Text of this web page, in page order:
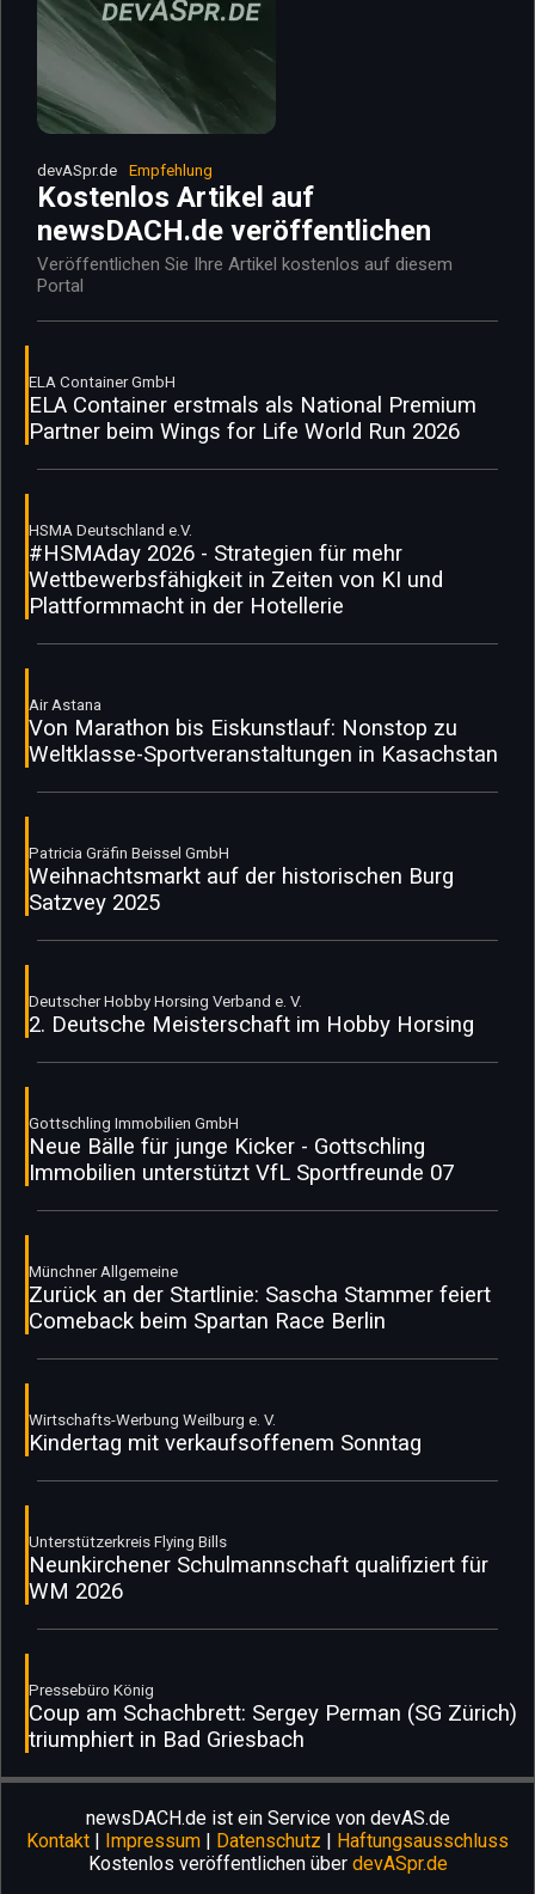
devASpr.de Empfehlung
Kostenlos Artikel auf
newsDACH.de veröffentlichen
Veröffentlichen Sie Ihre Artikel kostenlos auf diesem
Portal
ELA Container GmbH
ELA Container erstmals als National Premium
Partner beim Wings for Life World Run 2026
HSMA Deutschland e.V.
#HSMAday 2026 - Strategien für mehr
Wettbewerbsfähigkeit in Zeiten von KI und
Plattformmacht in der Hotellerie
Air Astana
Von Marathon bis Eiskunstlauf: Nonstop zu
Weltklasse-Sportveranstaltungen in Kasachstan
Patricia Gräfin Beissel GmbH
Weihnachtsmarkt auf der historischen Burg
Satzvey 2025
Deutscher Hobby Horsing Verband e. V.
2. Deutsche Meisterschaft im Hobby Horsing
Gottschling Immobilien GmbH
Neue Bälle für junge Kicker - Gottschling
Immobilien unterstützt VfL Sportfreunde 07
Münchner Allgemeine
Zurück an der Startlinie: Sascha Stammer feiert
Comeback beim Spartan Race Berlin
Wirtschafts-Werbung Weilburg e. V.
Kindertag mit verkaufsoffenem Sonntag
Unterstützerkreis Flying Bills
Neunkirchener Schulmannschaft qualifiziert für
WM 2026
Pressebüro König
Coup am Schachbrett: Sergey Perman (SG Zürich)
triumphiert in Bad Griesbach
newsDACH.de ist ein Service von devAS.de
Kontakt | Impressum | Datenschutz | Haftungsausschluss
Kostenlos veröffentlichen über devASpr.de